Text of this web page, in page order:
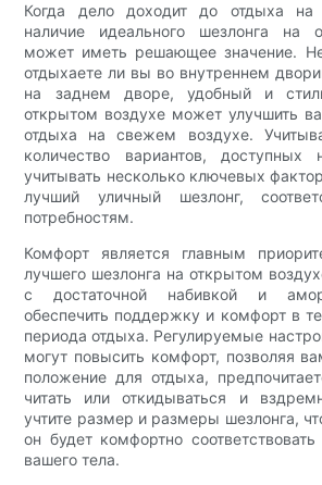
Когда дело доходит до отдыха на
наличие идеального шезлонга на
может иметь решающее значение.
отдыхаете ли вы во внутреннем
на заднем дворе, удобный и
открытом воздухе может улучшить
отдыха на свежем воздухе.
количество вариантов,
учитывать несколько ключевых
лучший уличный шезлонг,
потребностям.
Комфорт является главным
лучшего шезлонга на открытом
с достаточной набивкой и
обеспечить поддержку и комфорт в
периода отдыха. Регулируемые
могут повысить комфорт, позволяя
положение для отдыха,
читать или откидываться и
учтите размер и размеры шезлонга,
он будет комфортно
вашего тела.